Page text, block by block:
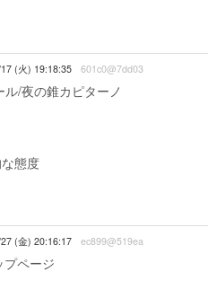
(火) 19:18:35 601c0@7dd03
/夜の錐カピターノ
態度
(金) 20:16:17 ec899@519ea
ページ